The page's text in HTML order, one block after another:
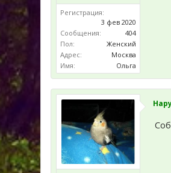
Регистрация:
3 фев 2020
Сообщения:
404
Пол:
Женский
Адрес:
Москва
Имя:
Ольга